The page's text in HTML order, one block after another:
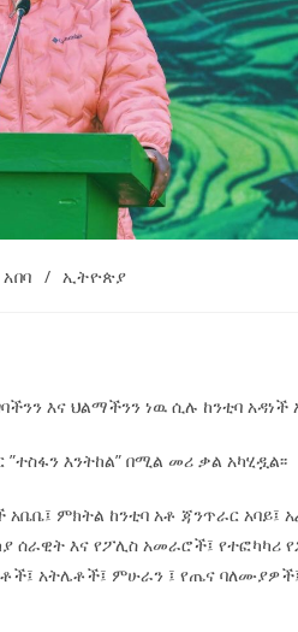
/ ኢትዮጵያ
እና ህልማችንን ነዉ ሲሉ ከንቲባ አዳነች
እንትከል” በሚል መሪ ቃል አካሂዷል፡፡
አቤቤ፤ ምክትል ከንቲባ አቶ ጃንጥራር አባይ፤
ሰራዊት እና የፖሊስ አመራሮች፤ የተፎካካሪ
አትሌቶች፤ ምሁራን ፤ የጤና